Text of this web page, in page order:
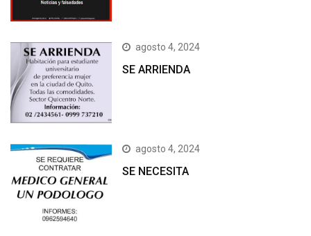
agosto 4, 2024
SE ARRIENDA
agosto 4, 2024
SE NECESITA